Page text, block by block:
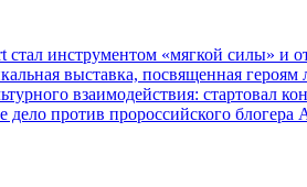
стал инструментом «мягкой силы» и
выставка, посвященная
взаимодействия: стартовал
дело против пророссийского блогера